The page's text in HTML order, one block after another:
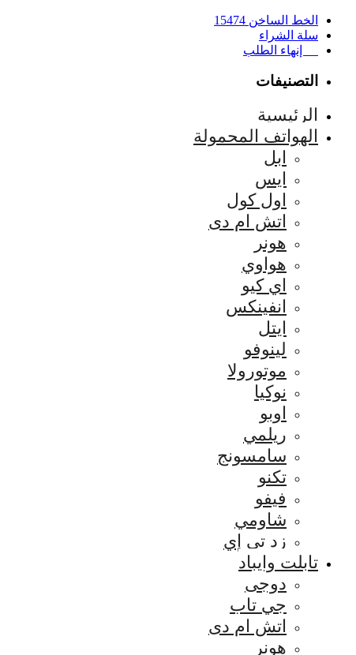
الخط الساخن 15474
سلة الشراء
إنهاء الطلب
التصنيفات
الرئيسية
الهواتف المحمولة
ابل
ايس
اول كول
اتش ام دى
هونر
هواوي
اي كيو
انفينكس
ايتل
لينوفو
موتورولا
نوكيا
اوبو
ريلمي
سامسونج
تكنو
فيفو
شاومي
زد تي إي
تابلت وايباد
دوجى
جي تاب
اتش ام دى
هونر